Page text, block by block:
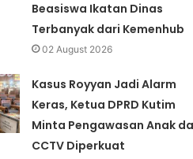
Beasiswa Ikatan Dinas
Terbanyak dari Kemenhub
02 August 2026
Kasus Royyan Jadi Alarm
Keras, Ketua DPRD Kutim
Minta Pengawasan Anak
CCTV Diperkuat